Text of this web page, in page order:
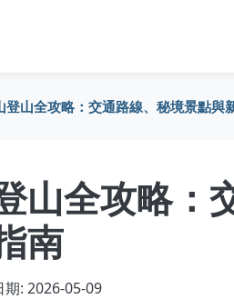
登山全攻略：交通路線、秘境景點與
山全攻略：
南
: 2026-05-09